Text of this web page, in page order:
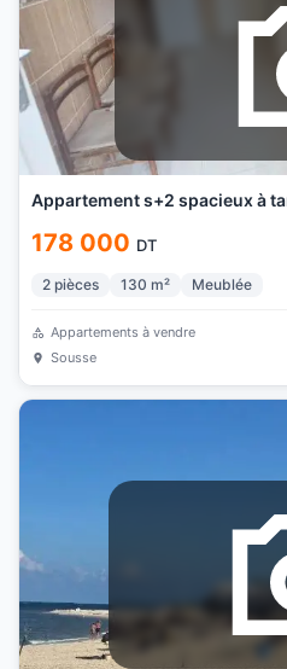
Appartement s+2 spacieux à
178 000 DT
2 pièces 130 m² Meublée
Appartements à vendre
Sousse